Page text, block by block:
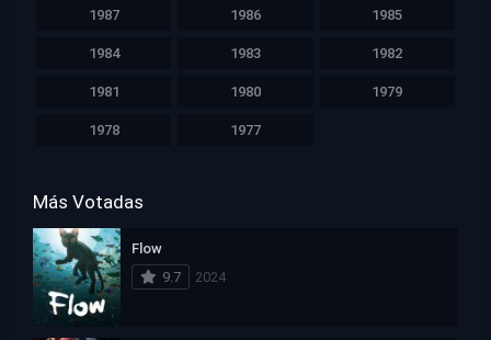
1987 1986 1985
1984 1983 1982
1981 1980 1979
1978 1977
Más Votadas
Flow
9.7
2024